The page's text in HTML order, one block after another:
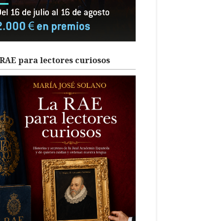
para lectores curiosos